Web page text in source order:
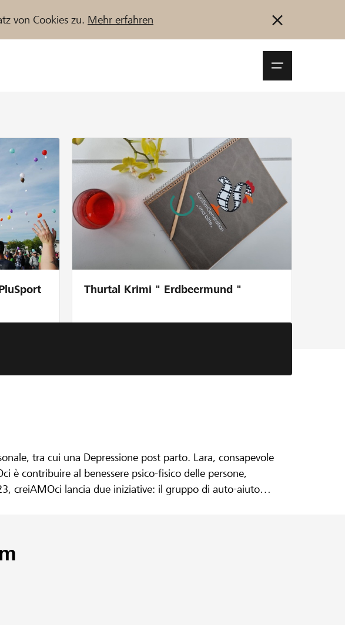
von Cookies zu. Mehr erfahren
Jetzt starten
Thurtal Krimi " Erdbeermund "
tra cui una Depressione post parto. Lara, consapevole
è contribuire al benessere psico-fisico delle persone,
creiAMOci lancia due iniziative: il gruppo di auto-aiuto